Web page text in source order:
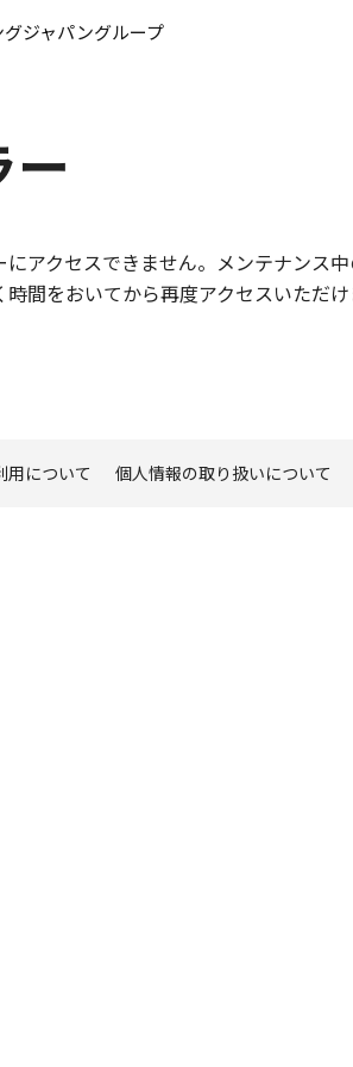
ジャパングループ
アクセスできません。メンテナンス中
間をおいてから再度アクセスいただけ
用について 個人情報の取り扱いについて